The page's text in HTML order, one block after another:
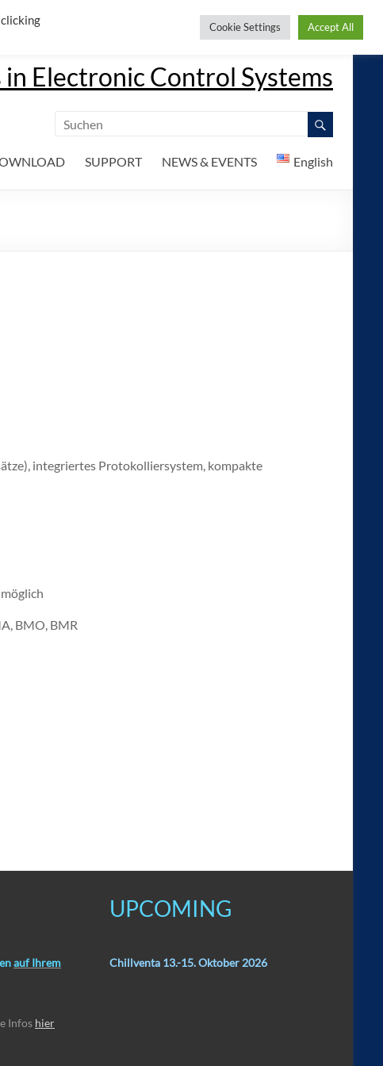
Electronic Control Systems
SUPPORT NEWS & EVENTS English
integriertes Protokolliersystem, kompakte
BMO, BMR
auf Ihrem
Infos hier
UPCOMING
Chillventa 13.-15. Oktober 2026
Cookie Settings Accept All